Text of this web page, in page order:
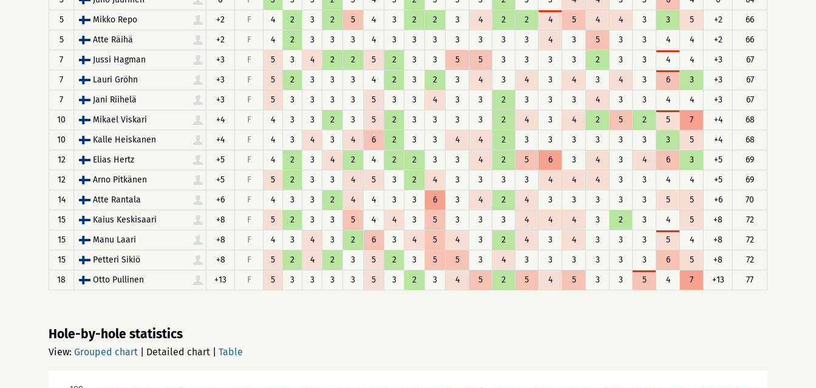
5
Mikko Repo +2 F 4 2 3 2 5 4 3 2 2 3 4 2 2 4 5 4 4 3 3 5 +2
66
5
Atte Räihä +2 F 4 2 3 3 3 4 3 3 3 3 3 3 3 4 3 5 3 3 4 4 +2
66
7
Jussi Hagman +3 F 5 3 4 2 2 5 2 3 3 5 5 3 3 3 3 2 3 3 4 4 +3
67
7
Lauri Gröhn +3 F 5 2 3 3 3 4 2 3 2 3 4 3 4 3 4 3 4 3 6 3 +3
67
7
Jani Riihelä +3 F 5 3 3 3 3 5 3 3 4 3 3 2 3 3 3 4 3 3 4 4 +3
67
10
Mikael Viskari +4 F 4 3 3 2 3 5 2 3 3 3 3 2 4 3 4 2 5 2 5 7 +4
68
10
Kalle Heiskanen +4 F 4 3 4 3 4 6 2 3 3 4 4 2 3 3 3 3 3 3 3 5 +4
68
12
Elias Hertz +5 F 4 2 3 4 2 4 2 2 3 3 4 2 5 6 3 4 3 4 6 3 +5
69
12
Arno Pitkänen +5 F 5 2 3 3 4 5 3 2 4 3 3 3 3 4 4 4 3 3 4 4 +5
69
14
Atte Rantala +6 F 4 3 3 2 4 4 3 3 6 3 4 2 4 3 3 3 3 3 5 5 +6
70
15
Kaius Keskisaari +8 F 5 2 3 3 5 4 4 3 5 3 3 3 4 4 4 3 2 3 4 5 +8
72
15
Manu Laari +8 F 4 3 4 3 2 6 3 4 5 4 3 2 4 3 4 3 3 3 5 4 +8
72
15
Petteri Sikiö +8 F 5 2 4 2 3 5 2 3 5 5 3 4 3 3 3 3 3 3 6 5 +8
72
18
Otto Pullinen +13 F 5 3 3 3 3 5 3 2 3 4 5 2 5 4 5 3 3 5 4 7 +13 77
Hole-by-hole statistics
View: Grouped chart Detailed chart Table